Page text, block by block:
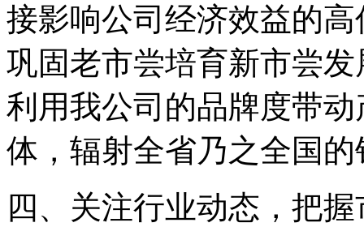
接影响公司经济效益的
巩固老市尝培育新市尝
利用我公司的品牌度带
体，辐射全省乃之全国
四、关注行业动态，把